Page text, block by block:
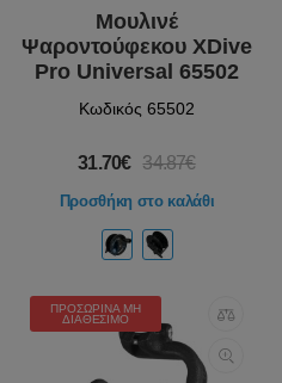
Μουλινέ
Ψαροντούφεκου XDive
Pro Universal 65502
Κωδικός 65502
31.70€ 34.87€
Προσθήκη στο καλάθι
ΠΡΟΣΩΡΙΝΆ ΜΗ
ΔΙΑΘΈΣΙΜΟ